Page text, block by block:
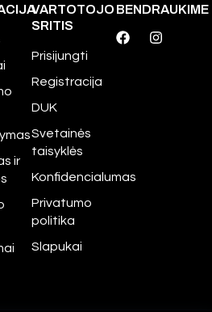
ir
VARTOTOJO
SRITIS
Prisijungti
Registracija
DUK
Svetainės
taisyklės
Konfidencialumas
Privatumo
politika
Slapukai
BENDRAUKIME